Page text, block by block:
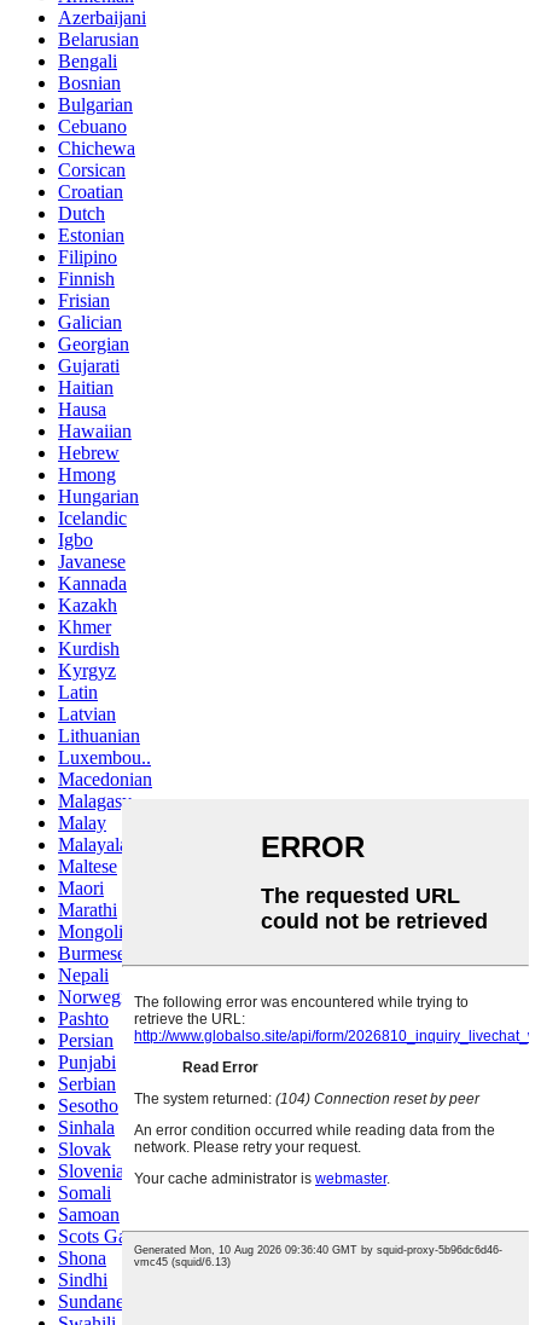
Azerbaijani
Belarusian
Bengali
Bosnian
Bulgarian
Cebuano
Chichewa
Corsican
Croatian
Dutch
Estonian
Filipino
Finnish
Frisian
Galician
Georgian
Gujarati
Haitian
Hausa
Hawaiian
Hebrew
Hmong
Hungarian
Icelandic
Igbo
Javanese
Kannada
Kazakh
Khmer
Kurdish
Kyrgyz
Latin
Latvian
Lithuanian
Luxembou..
Macedonian
Malagasy
Malay
Malayalam
Maltese
Maori
Marathi
Mongolian
Burmese
Nepali
Norwegian
Pashto
Persian
Punjabi
Serbian
Sesotho
Sinhala
Slovak
Slovenian
Somali
Samoan
Scots Gaelic
Shona
Sindhi
Sundanese